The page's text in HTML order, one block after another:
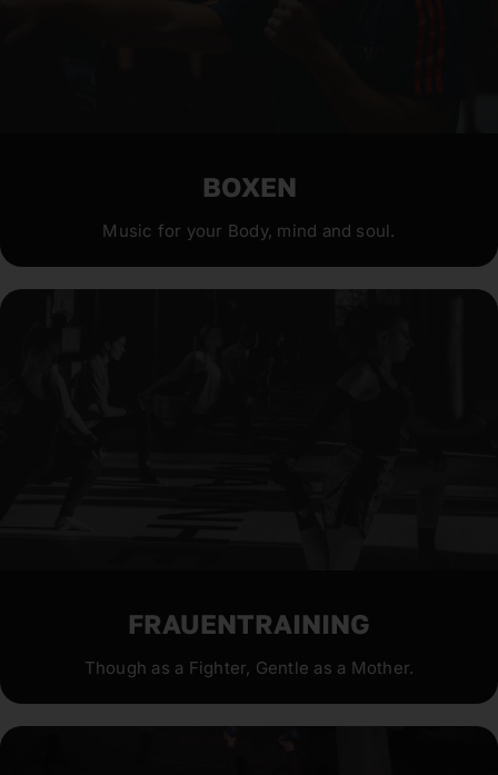
BOXEN
Music for your Body, mind and soul.
FRAUENTRAINING
Though as a Fighter, Gentle as a Mother.